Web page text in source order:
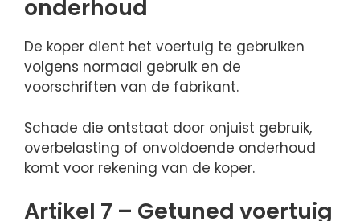
onderhoud
De koper dient het voertuig te gebruiken
volgens normaal gebruik en de
voorschriften van de fabrikant.
Schade die ontstaat door onjuist gebruik,
overbelasting of onvoldoende onderhoud
komt voor rekening van de koper.
Artikel 7 – Getuned voertuig